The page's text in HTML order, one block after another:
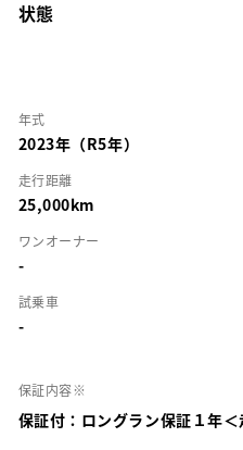
状態
年式
2023年（R5年）
走行距離
25,000km
ワンオーナー
-
試乗車
-
保証内容※
保証付：ロングラン保証１年